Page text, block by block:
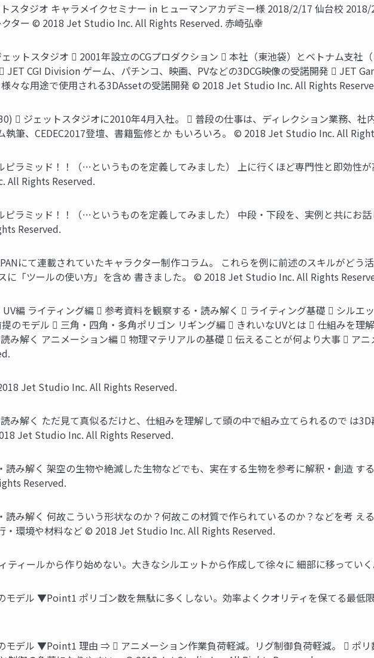
トスタジオ キャラメイクセミナー in ヒューマンアカデミー様 2018/2/17 仙台校
クター © 2018 Jet Studio Inc. All Rights Reserved. 赤崎弘幸
ットスタジオ  2001年設立のCGプロダクション  本社（東池袋）とベトナム支社
JET CGI Division ゲーム、パチンコ、映画、PVなどの3DCG映像の受諾開発  JET
々な用途で使用される3DAssetの受諾開発 © 2018 Jet Studio Inc. All Rights
 ジェットスタジオに2010年4月入社。  普段の仕事は、ディレクション業務、社
執筆、CEDEC2017登壇、書籍監修とか もいろいろ。 © 2018 Jet Studio Inc. All
ピラミッド！！（…というものを定義してみました） 上に行くほど専門性と即効性
Rights Reserved.
ピラミッド！！（…というものを定義してみました） 中段・下段を、実例と共にお
Reserved.
にて連載されていたキャラクター制作コラム。 これらを例に前述のスキルがどう
に「ツールの使い方」を含め 書きました。 © 2018 Jet Studio Inc. All Rights
編 ライティング編  参考資料を観察する・読み解く  ライティング基礎  シルエ
のモデル  三角・四角・多角ポリゴン リギング編  きれいなUVとは  仕組みを理
み解く アニメーション編  物理マテリアルの基礎  伝えることが何より大事  ア
Jet Studio Inc. All Rights Reserved.
み解く ただ見て真似るだけと、仕組みを理解して頭の中で組み立てられるので は
Jet Studio Inc. All Rights Reserved.
読み解く 架空の生物や絶滅した生物などでも、実在する生物を参考に解釈・創造 す
Reserved.
読み解く 何故こういう形状なのか？何故この材質で作られているのか？などを考 え
・環境や材料など © 2018 Jet Studio Inc. All Rights Reserved.
ティールから作り始めない。大きなシルエットから作成して徐々に 細部に移って
モデル ▼Point1 ポリゴン数を無駄に多くしない。効率よくクオリティを保てる最
モデル ▼Point1 理由 ⇒  アニメーション作業負荷軽減。リグ制御負荷軽減。  ポ